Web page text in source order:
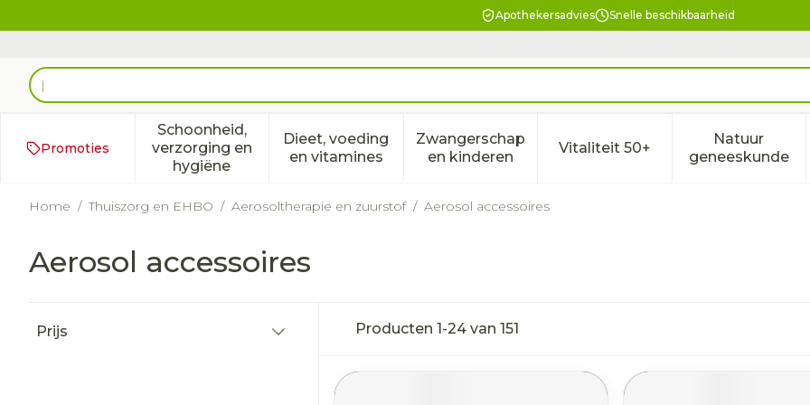
Apothekersadvies Snelle beschikbaarheid
Product, merk, categorie...
Promoties
Schoonheid,
verzorging en
hygiëne
Toon submenu voor Schoonheid, verzorging en hygiëne categorie
Dieet, voeding
en vitaminesToon submenu voor Dieet, voeding en vitamines categorie
Zwangerschap
en kinderenToon submenu voor Zwangerschap en
Vitaliteit 50+Toon submenu voor
Natuur
geneeskunde
Toon
Home / Thuiszorg en EHBO / Aerosoltherapie en zuurstof / Aerosol accessoires
Aerosol accessoires
Prijs
Producten 1-24 van 151